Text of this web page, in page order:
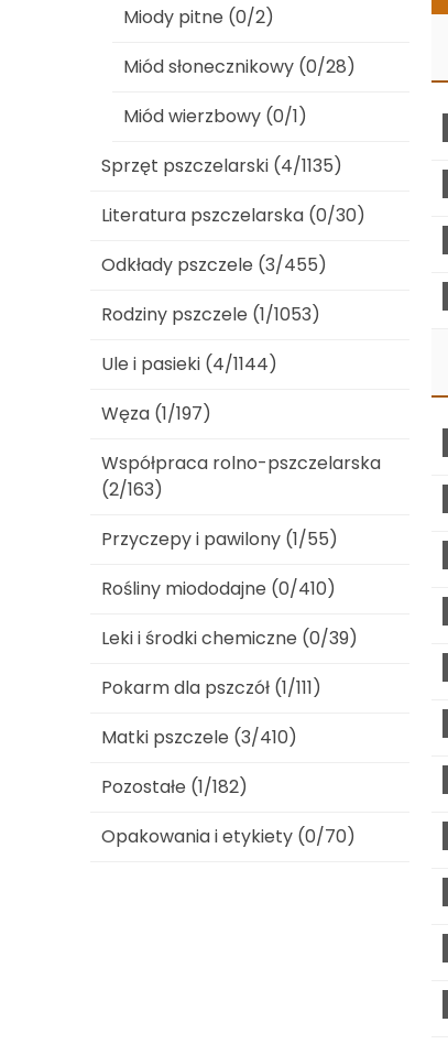
Miody pitne (0/2)
Miód słonecznikowy (0/28)
Miód wierzbowy (0/1)
Sprzęt pszczelarski (4/1135)
Literatura pszczelarska (0/30)
Odkłady pszczele (3/455)
Rodziny pszczele (1/1053)
Ule i pasieki (4/1144)
Węza (1/197)
Współpraca rolno-pszczelarska
(2/163)
Przyczepy i pawilony (1/55)
Rośliny miododajne (0/410)
Leki i środki chemiczne (0/39)
Pokarm dla pszczół (1/111)
Matki pszczele (3/410)
Pozostałe (1/182)
Opakowania i etykiety (0/70)